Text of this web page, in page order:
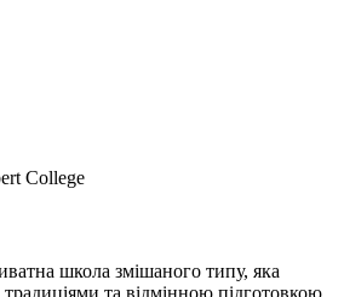
College
школа змішаного типу, яка